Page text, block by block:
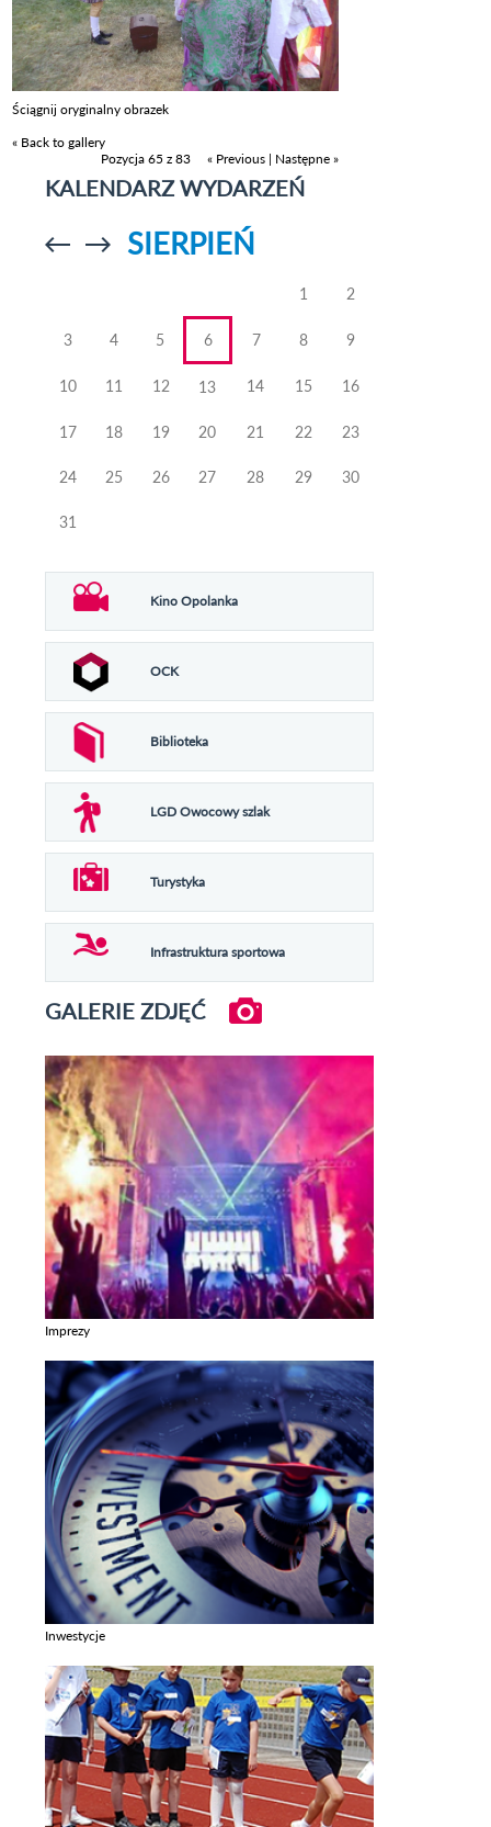
Ściągnij oryginalny obrazek
« Back to gallery
Pozycja 65 z 83
« Previous | Następne »
KALENDARZ WYDARZEŃ
Przejdź doPrzejdź do
SIERPIEŃ
1 2
3 4 5 6 7 8 9
10 11 12 13 14 15 16
17 18 19 20 21 22 23
24 25 26 27 28 29 30
31
Kino Opolanka
OCK
Biblioteka
LGD Owocowy szlak
Turystyka
Infrastruktura sportowa
GALERIE ZDJĘĆ
Imprezy
Inwestycje